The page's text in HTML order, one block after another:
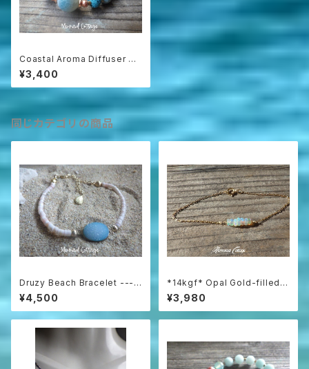
Coastal Aroma Diffuser Br
acelet アロマディフューザーブ
レスレット
¥3,400
同じカテゴリの商品
Druzy Beach Bracelet ---b
lue druzy & shell
¥4,500
*14kgf* Opal Gold-filled B
racelet
¥3,980